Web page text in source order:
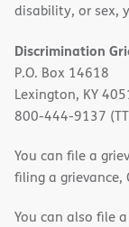
disability, or sex,
Discrimination
P.O. Box 14618
Lexington, KY
800-444-9137
You can file a
filing a grievance,
You can also file